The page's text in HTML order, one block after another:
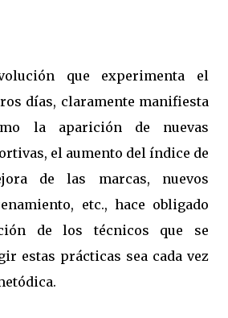
que experimenta el
días, claramente manifiesta
la aparición de nuevas
el aumento del índice de
de las marcas, nuevos
etc., hace obligado
de los técnicos que se
estas prácticas sea cada vez